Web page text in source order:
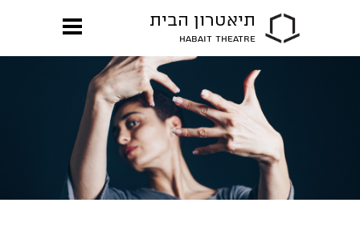
תיאטרון הבית
HABAIT THEATRE